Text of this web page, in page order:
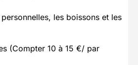
les boissons et les
(Compter 10 à 15 €/ par